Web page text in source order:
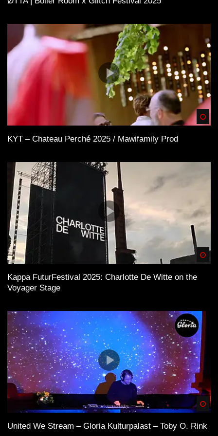
KYT – Chateau Perché 2025 / Mawifamily Prod
Kappa FuturFestival 2025: Charlotte De Witte on the
Voyager Stage
United We Stream – Gloria Kulturpalast – Toby O. Rink